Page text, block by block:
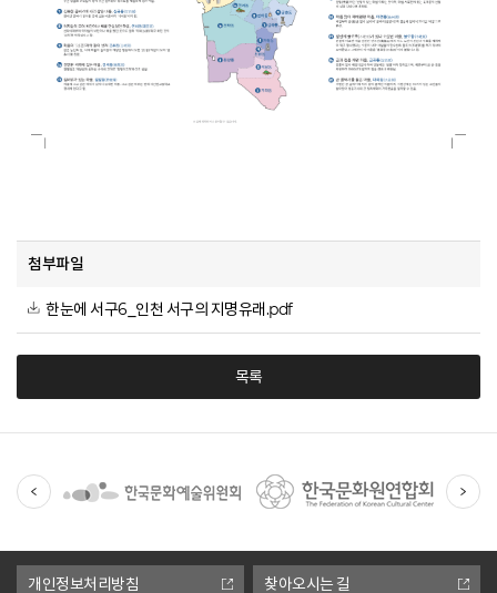
첨부파일
한눈에 서구6_인천 서구의 지명유래.pdf
목록
기
개인정보처리방침 찾아오시는 길